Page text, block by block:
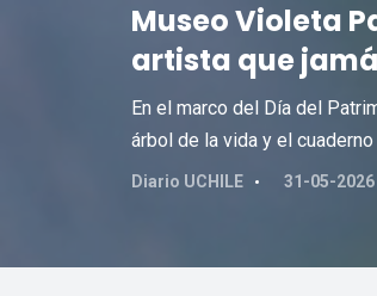
Museo Violeta
artista que
En el marco del Día del
árbol de la vida y el
Diario UCHILE 31-05-2026